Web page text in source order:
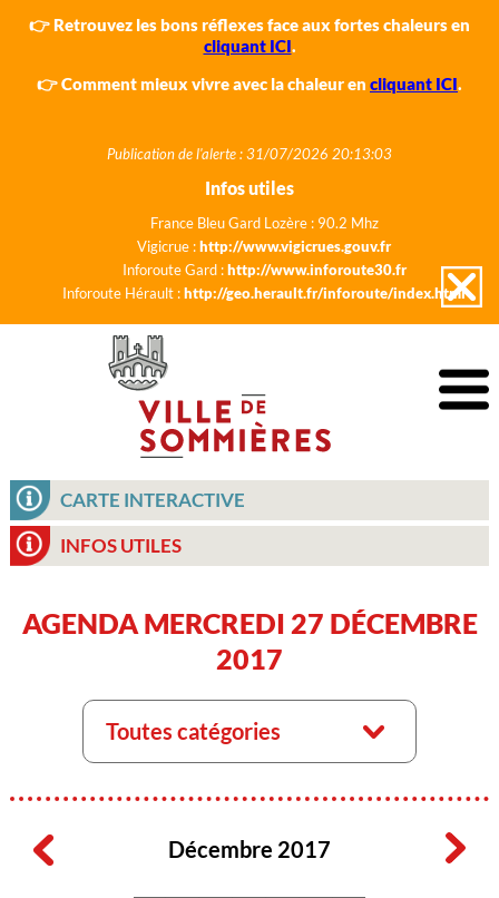
👉 Retrouvez les bons réflexes face aux fortes chaleurs en
cliquant ICI.
👉 Comment mieux vivre avec la chaleur en cliquant ICI.
Publication de l'alerte : 31/07/2026 20:13:03
Infos utiles
France Bleu Gard Lozère : 90.2 Mhz
Vigicrue :http://www.vigicrues.gouv.fr
Inforoute Gard :http://www.inforoute30.fr
Inforoute Hérault :http://geo.herault.fr/inforoute/index.html
CARTE INTERACTIVE
INFOS UTILES
AGENDA MERCREDI 27 DÉCEMBRE
2017
Toutes catégories
Décembre 2017